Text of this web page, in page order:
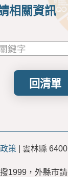
相關資訊
鍵字
回清單
策 | 雲林縣
1999，外縣市